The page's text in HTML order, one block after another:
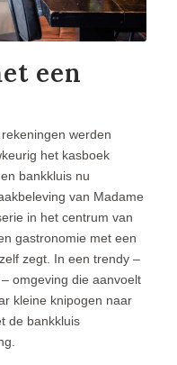
een
werden
het kasboek
bankkluis nu
van Madame
in het centrum van
gastronomie met een
zegt. In een trendy –
omgeving die aanvoelt
kleine knipogen naar
de bankkluis